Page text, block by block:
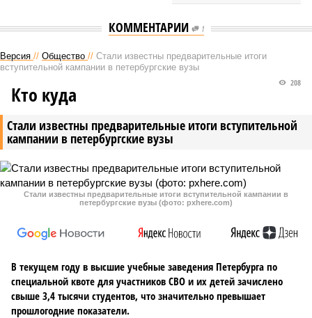
КОММЕНТАРИИ 1
Версия // Общество // Стали известны предварительные итоги
вступительной кампании в петербургские вузы
Стали известны предварительные итоги вступительной
кампании в петербургские вузы
208
Кто куда
Стали известны предварительные итоги вступительной кампании в
петербургские вузы (фото: pxhere.com)
В текущем году в высшие учебные заведения Петербурга по
специальной квоте для участников СВО и их детей зачислено
свыше 3,4 тысячи студентов, что значительно превышает
прошлогодние показатели.